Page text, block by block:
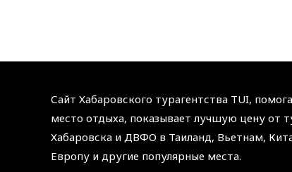
Сайт Хабаровского турагентства TUI,
место отдыха, показывает лучшую цену от
Хабаровска и ДВФО в Таиланд, Вьетнам,
Европу и другие популярные места.